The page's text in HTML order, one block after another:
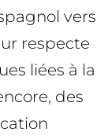
vers
respecte
liées à la
des